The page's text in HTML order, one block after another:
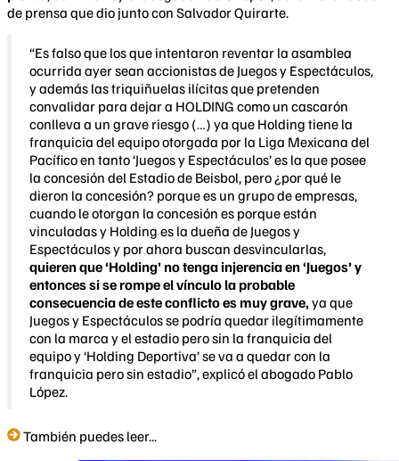
de prensa que dio junto con Salvador Quirarte.
“Es falso que los que intentaron reventar la asamblea
ocurrida ayer sean accionistas de Juegos y Espectáculos,
y además las triquiñuelas ilícitas que pretenden
convalidar para dejar a HOLDING como un cascarón
conlleva a un grave riesgo (…) ya que Holding tiene la
franquicia del equipo otorgada por la Liga Mexicana del
Pacífico en tanto ‘Juegos y Espectáculos’ es la que posee
la concesión del Estadio de Beisbol, pero ¿por qué le
dieron la concesión? porque es un grupo de empresas,
cuando le otorgan la concesión es porque están
vinculadas y Holding es la dueña de Juegos y
Espectáculos y por ahora buscan desvincularlas,
quieren que ‘Holding’ no tenga injerencia en ‘Juegos’ y
entonces si se rompe el vínculo la probable
consecuencia de este conflicto es muy grave,ya que
Juegos y Espectáculos se podría quedar ilegítimamente
con la marca y el estadio pero sin la franquicia del
equipo y ‘Holding Deportiva’ se va a quedar con la
franquicia pero sin estadio”, explicó el abogado Pablo
López.
También puedes leer...